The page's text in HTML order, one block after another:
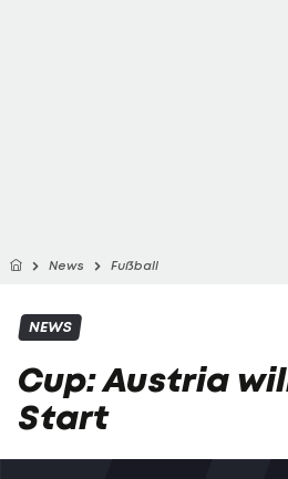
News Fußball
NEWS
Cup: Austria
Start